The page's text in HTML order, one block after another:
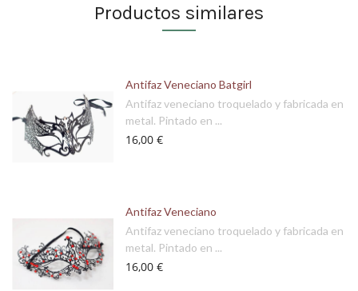
Productos similares
Antifaz Veneciano Batgirl
Antifaz veneciano troquelado y fabricada en
metal. Pintado en ...
16,00 €
Antifaz Veneciano
Antifaz veneciano troquelado y fabricada en
metal. Pintado en ...
16,00 €